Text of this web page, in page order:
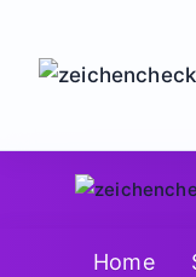
springen
Home